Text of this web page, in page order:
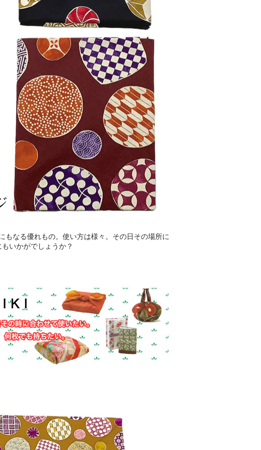
なる優れもの。使い方は様々。その日その場所に
いかがでしょうか？